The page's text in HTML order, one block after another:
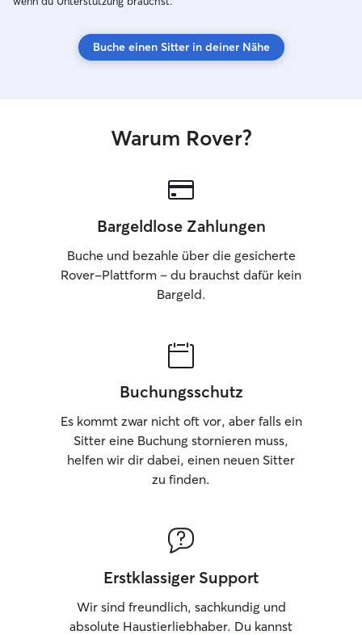
bereits drei Tiere habe, betreue ich
Haustiere bevorzugt im Zuhause ihrer
Besitzer. So kann ich jedem Tier meine
für die Tiere ist. Mir ist ein ruhiger,
besonders wichtig. Ich halte mich
selbstverständlich an alle Absprachen
und sorge dafür, dass sich dein Tier
sicher, wohl und bestens versorgt fühlt.
energetischer
ihnen. Wenn
Buche einen Sitter in deiner Nähe
Warum Rover?
Bargeldlose Zahlungen
Buche und bezahle über die gesicherte
Rover-Plattform – du brauchst dafür kein
Bargeld.
Buchungsschutz
Es kommt zwar nicht oft vor, aber falls ein
Sitter eine Buchung stornieren muss,
helfen wir dir dabei, einen neuen Sitter
zu finden.
Erstklassiger Support
Wir sind freundlich, sachkundig und
absolute Haustierliebhaber. Du kannst